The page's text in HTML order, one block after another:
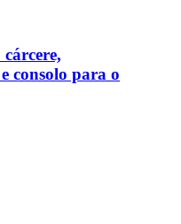
consolo para o